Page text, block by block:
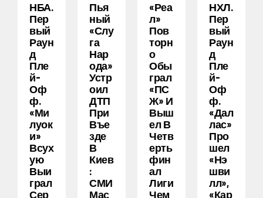
НБА.
Пер
Вый
Раун
Д
Пле
Й-
Оф
Ф.
«Ми
Луок
И»
Всух
Ую
Выи
Грал
Сер
Пья
Ный
«слу
Га
Нар
Ода»
Устр
Оил
ДТП
При
Въе
Зде
В
Киев
:
СМИ
Мас
«Реа
Л»
Пов
Торн
О
Обы
Грал
«ПС
Ж» И
Выш
Ел В
Четв
Ерть
Фин
Ал
Лиги
Чем
НХЛ.
Пер
Вый
Раун
Д
Пле
Й-
Оф
Ф.
«Дал
Лас»
Про
Шел
«Нэ
Шви
Лл»,
«Кар